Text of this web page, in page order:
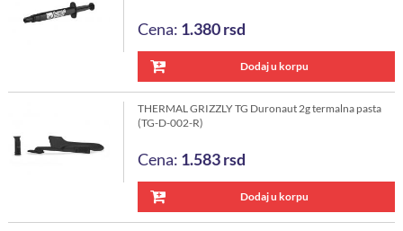
Cena: 1.380rsd
Dodaj u korpu
THERMAL GRIZZLY TG Duronaut 2g termalna pasta
(TG-D-002-R)
Cena: 1.583rsd
Dodaj u korpu